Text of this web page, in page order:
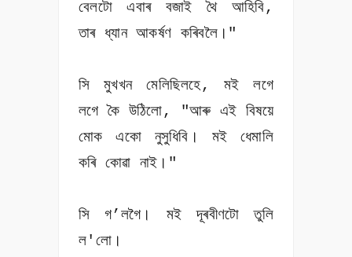
বেলটো এবাৰ বজাই থৈ আহিবি,
তাৰ ধ্যান আকৰ্ষণ কৰিবলৈ।"
সি মুখখন মেলিছিলহে, মই লগে
লগে কৈ উঠিলো, "আৰু এই বিষয়ে
মোক একো নুসুধিবি। মই ধেমালি
কৰি কোৱা নাই।"
সি গ’লগৈ। মই দূৰবীণটো তুলি
ল'লো।